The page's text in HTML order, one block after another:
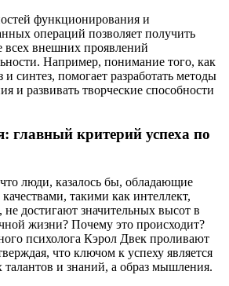
функционирования и
операций позволяет получить
всех внешних проявлений
Например, понимание того, как
синтез, помогает разработать методы
и развивать творческие способности
критерий успеха по
люди, казалось бы, обладающие
такими как интеллект,
не достигают значительных высот в
жизни? Почему это происходит?
психолога Кэрол Двек проливают
что ключом к успеху является
и знаний, а образ мышления.